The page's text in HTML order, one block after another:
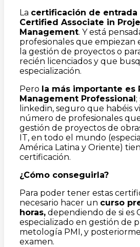
La certificación de entrada
Certified Associate in
Management. Y está
profesionales que empiezan
la gestión de proyectos o
recién licenciados y que
especialización.
Pero la más importante es
Management Professional
linkedin, seguro que habéis
número de profesionales
gestión de proyectos de
IT, en todo el mundo
América Latina y Oriente)
certificación.
¿Cómo conseguirla?
Para poder tener estas
necesario hacer un curso
horas, dependiendo de si es
especializado en gestión de
metología PMI, y
examen.